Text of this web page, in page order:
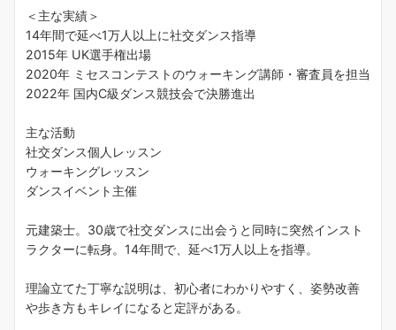
＜主な実績＞
14年間で延べ1万人以上に社交ダンス指導
2015年 UK選手権出場
2020年 ミセスコンテストのウォーキング講師・審査員を担当
2022年 国内C級ダンス競技会で決勝進出
主な活動
社交ダンス個人レッスン
ウォーキングレッスン
ダンスイベント主催
元建築士。30歳で社交ダンスに出会うと同時に突然インスト
ラクターに転身。14年間で、延べ1万人以上を指導。
理論立てた丁寧な説明は、初心者にわかりやすく、姿勢改善
や歩き方もキレイになると定評がある。